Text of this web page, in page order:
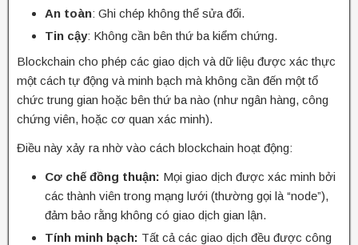
An toàn: Ghi chép không thể sửa đổi.
Tin cậy: Không cần bên thứ ba kiểm chứng.
Blockchain cho phép các giao dịch và dữ liệu được xác thực
một cách tự động và minh bạch mà không cần đến một tổ
chức trung gian hoặc bên thứ ba nào (như ngân hàng, công
chứng viên, hoặc cơ quan xác minh).
Điều này xảy ra nhờ vào cách blockchain hoạt động:
Cơ chế đồng thuận: Mọi giao dịch được xác minh bởi
các thành viên trong mạng lưới (thường gọi là “node”),
đảm bảo rằng không có giao dịch gian lận.
Tính minh bạch: Tất cả các giao dịch đều được công